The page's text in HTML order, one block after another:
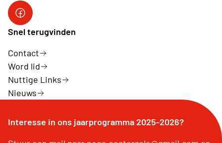
Neos DiNA
Snel terugvinden
Contact
Word lid
Nuttige Links
Nieuws
Interesse in ons jaarprogramma 2025-2026?